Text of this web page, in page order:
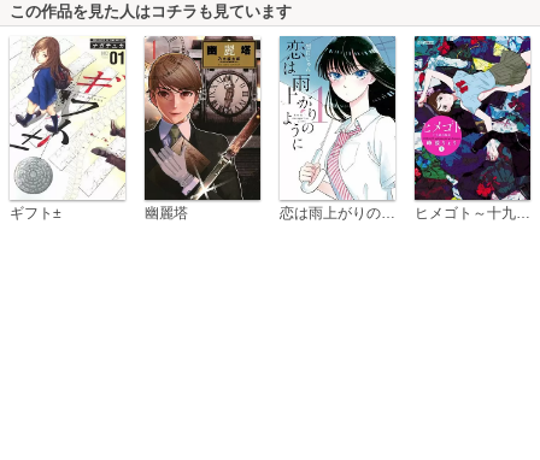
この作品を見た人はコチラも見ています
ギフト± 幽麗塔 ヒメゴト～十九歳の制服～